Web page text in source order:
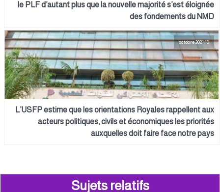
le PLF d’autant plus que la nouvelle majorité s’est éloignée
des fondements du NMD
10 octobre 2021
L’USFP estime que les orientations Royales rappellent aux
acteurs politiques, civils et économiques les priorités
auxquelles doit faire face notre pays
Sujets relatifs